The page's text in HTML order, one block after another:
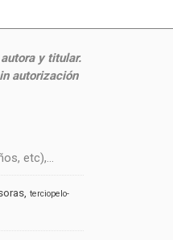
y titular.
autorización
etc),...
terciopelo-